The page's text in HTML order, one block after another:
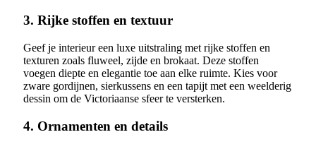
3. Rijke stoffen en textuur
Geef je interieur een luxe uitstraling met rijke stoffen en
texturen zoals fluweel, zijde en brokaat. Deze stoffen
voegen diepte en elegantie toe aan elke ruimte. Kies voor
zware gordijnen, sierkussens en een tapijt met een weelderig
dessin om de Victoriaanse sfeer te versterken.
4. Ornamenten en details